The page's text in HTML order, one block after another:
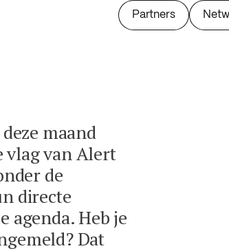
Partners
maand
vlag van Alert
de
directe
agenda. Heb je
Dat